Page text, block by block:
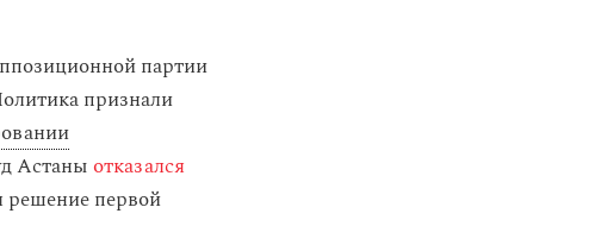
партии
признали
Астаны отказался
решение первой